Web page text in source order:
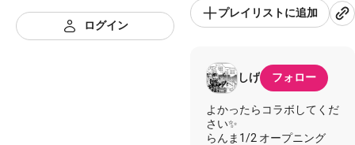
ログイン
プレイリストに追加
しげ フォロー
よかったらコラボしてくだ
さい✨
らんま1/2 オープニング